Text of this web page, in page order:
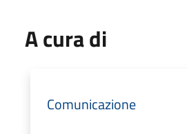
A cura di
Comunicazione